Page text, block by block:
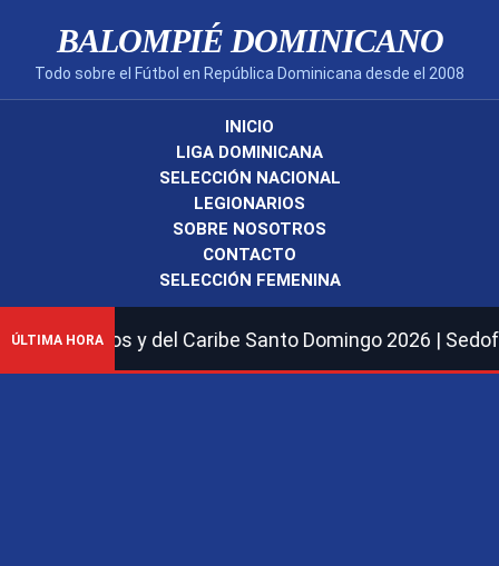
BALOMPIÉ DOMINICANO
Todo sobre el Fútbol en República Dominicana desde el 2008
INICIO
LIGA DOMINICANA
SELECCIÓN NACIONAL
LEGIONARIOS
SOBRE NOSOTROS
CONTACTO
SELECCIÓN FEMENINA
ÚLTIMA HORA Santo Domingo 2026 | Sedofútbol